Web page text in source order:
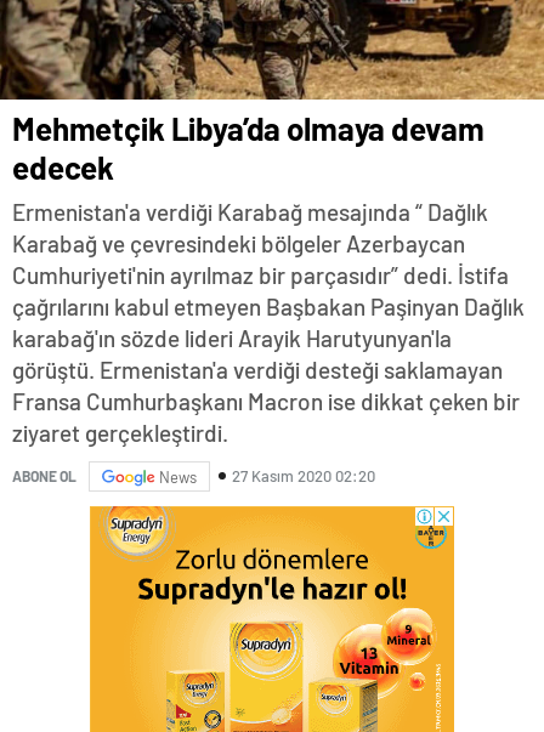
Mehmetçik Libya’da olmaya devam
edecek
Ermenistan'a verdiği Karabağ mesajında “ Dağlık
Karabağ ve çevresindeki bölgeler Azerbaycan
Cumhuriyeti'nin ayrılmaz bir parçasıdır” dedi. İstifa
çağrılarını kabul etmeyen Başbakan Paşinyan Dağlık
karabağ'ın sözde lideri Arayik Harutyunyan'la
görüştü. Ermenistan'a verdiği desteği saklamayan
Fransa Cumhurbaşkanı Macron ise dikkat çeken bir
ziyaret gerçekleştirdi.
ABONE OL News 27 Kasım 2020 02:20